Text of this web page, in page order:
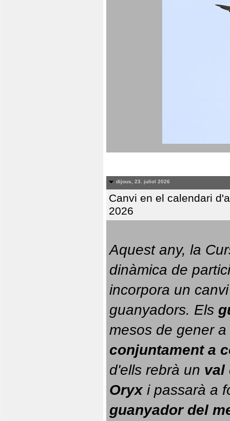
dijous, 23. juliol 2026
Canvi en el calendari
2026
Aquest any, la
dinàmica de
incorpora un
guanyadors. Els
conjuntament a
d'ells rebrà un val
Oryx i passarà a
guanyador del